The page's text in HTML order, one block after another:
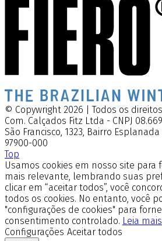
© Copywright 2026 | Todos os
Com. Calçados Fitz Ltda - CNPJ
São Francisco, 1323, Bairro
97900-000
Top
Usamos cookies em nosso site para
mais relevante, lembrando suas
clicar em “aceitar todos”, você
todos os cookies. No entanto, você
"configurações de cookies" para
consentimento controlado. Leia mais
Configurações Aceitar todos